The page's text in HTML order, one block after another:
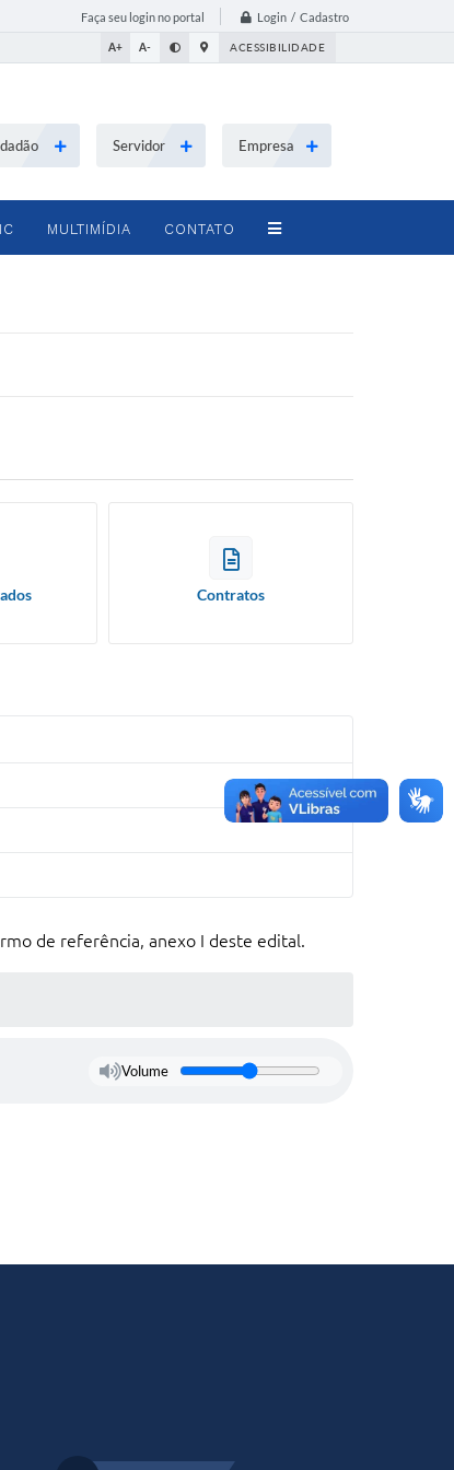
Faça seu login no portal Login / Cadastro
A+ A- ACESSIBILIDADE
Servidor Empresa
MULTIMÍDIA CONTATO
Contratos
de referência, anexo I deste edital.
Volume